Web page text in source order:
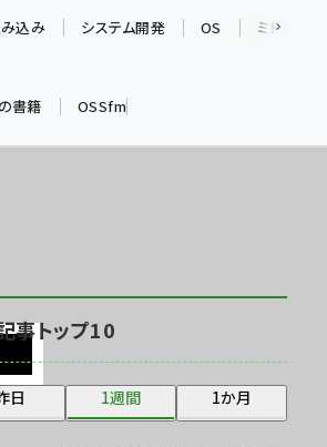
仲間と築いた勝利の絆～
drupal (1955)
genai (1483)
abc123 (1358)
込み システム開発 OS ミドルウェア
書籍 OSSfm
事トップ10
日 1週間 1か月